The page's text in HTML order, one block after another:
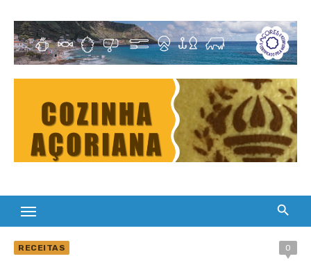
content
Cultura Gastronómica dos Açores
RECEITAS 0